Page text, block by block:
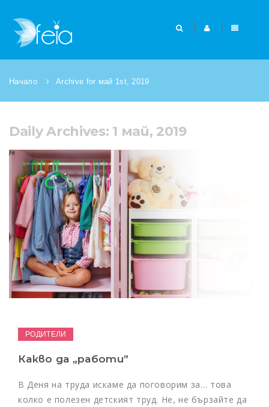
Начало Archive for май 1st, 2019
Daily Archives: 1 май, 2019
РОДИТЕЛИ
Какво да „работи”
В Деня на труда искаме да поговорим за… това
колко е полезен детският труд. Не, не бързайте да